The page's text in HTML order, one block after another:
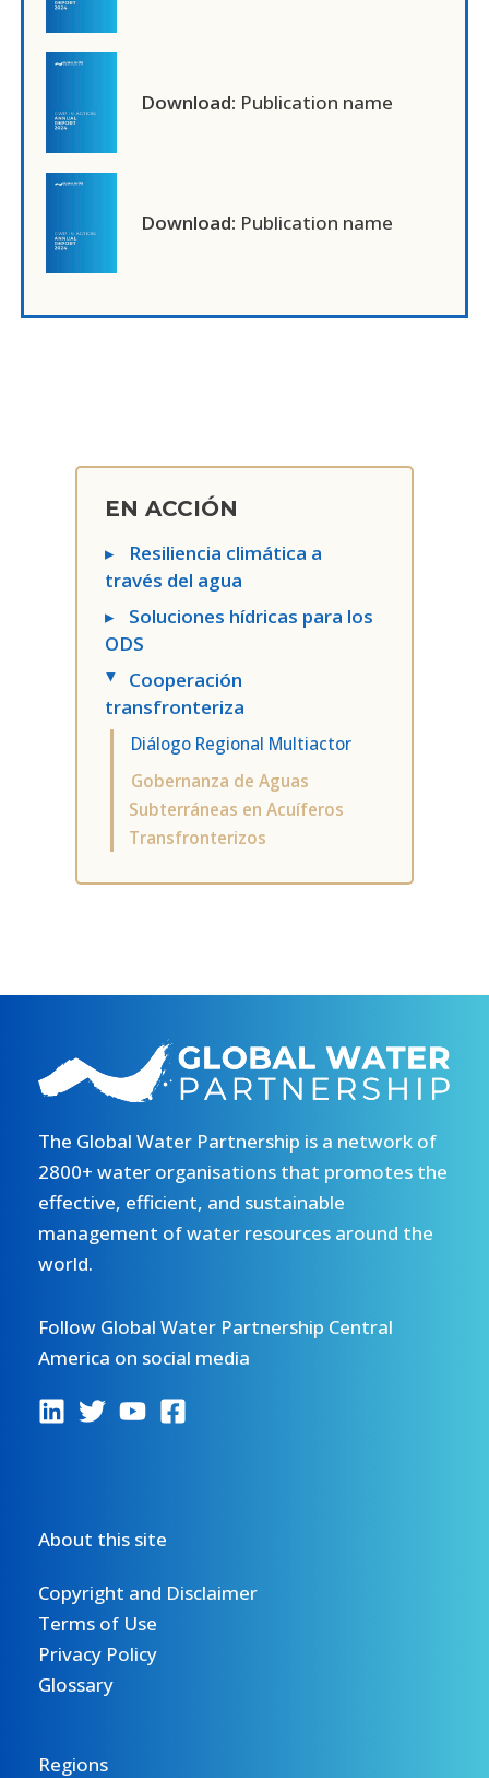
EN ACCIÓN
▸
Resiliencia climática a
través del agua
▸
Soluciones hídricas para los
ODS
▸
Cooperación
transfronteriza
Diálogo Regional Multiactor
Gobernanza de Aguas
Subterráneas en Acuíferos
Transfronterizos
Download: Publication name
Download: Publication name
The Global Water Partnership is a network of
2800+ water organisations that promotes the
effective, efficient, and sustainable
management of water resources around the
world.
Follow Global Water Partnership Central
America on social media
About this site
Copyright and Disclaimer
Terms of Use
Privacy Policy
Glossary
Regions